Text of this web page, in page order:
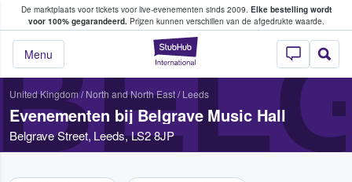
De marktplaats voor tickets voor live-evenementen sinds 2009. Elke bestelling wordt
voor 100% gegarandeerd.Prijzen kunnen verschillen van de afgedrukte waarde.
StubHub: waar
Menu
tickets kopen en verkopen
United Kingdom/ North and North East/ Leeds
Evenementen bij Belgrave Music Hall
Belgrave Street, Leeds, LS2 8JP